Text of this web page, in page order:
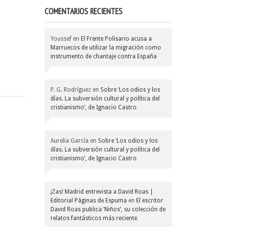
COMENTARIOS RECIENTES
Youssef en El Frente Polisario acusa a
Marruecos de utilizar la migración como
instrumento de chantaje contra España
P. G. Rodríguez en Sobre ‘Los odios y los
días. La subversión cultural y política del
cristianismo’, de Ignacio Castro
Aurelia García en Sobre ‘Los odios y los
días. La subversión cultural y política del
cristianismo’, de Ignacio Castro
¡Zas! Madrid entrevista a David Roas |
Editorial Páginas de Espuma en El escritor
David Roas publica ‘Niños’, su colección de
relatos fantásticos más reciente